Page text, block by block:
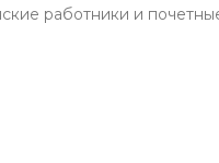
работники и